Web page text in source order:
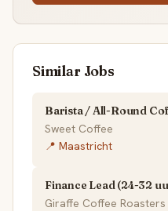
Similar Jobs
Barista / All-Round
Sweet Coffee
📍 Maastricht
Finance Lead (24-32
Giraffe Coffee Roasters